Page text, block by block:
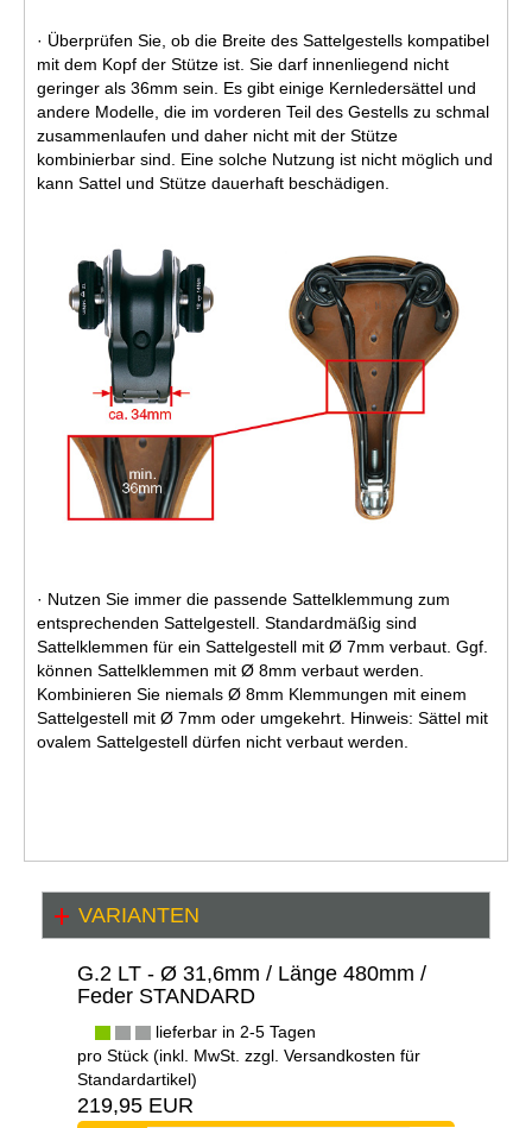
· Überprüfen Sie, ob die Breite des Sattelgestells kompatibel
mit dem Kopf der Stütze ist. Sie darf innenliegend nicht
geringer als 36mm sein. Es gibt einige Kernledersättel und
andere Modelle, die im vorderen Teil des Gestells zu schmal
zusammenlaufen und daher nicht mit der Stütze
kombinierbar sind. Eine solche Nutzung ist nicht möglich und
kann Sattel und Stütze dauerhaft beschädigen.
· Nutzen Sie immer die passende Sattelklemmung zum
entsprechenden Sattelgestell. Standardmäßig sind
Sattelklemmen für ein Sattelgestell mit Ø 7mm verbaut. Ggf.
können Sattelklemmen mit Ø 8mm verbaut werden.
Kombinieren Sie niemals Ø 8mm Klemmungen mit einem
Sattelgestell mit Ø 7mm oder umgekehrt. Hinweis: Sättel mit
ovalem Sattelgestell dürfen nicht verbaut werden.
VARIANTEN
G.2 LT - Ø 31,6mm / Länge 480mm /
Feder STANDARD
lieferbar in 2-5 Tagen
pro Stück (inkl. MwSt. zzgl. Versandkosten für
Standardartikel)
219,95 EUR